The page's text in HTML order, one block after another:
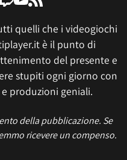
quelli che i videogiochi
è il punto di
del presente e
stupiti ogni giorno con
produzioni geniali.
della pubblicazione. Se
ricevere un compenso.